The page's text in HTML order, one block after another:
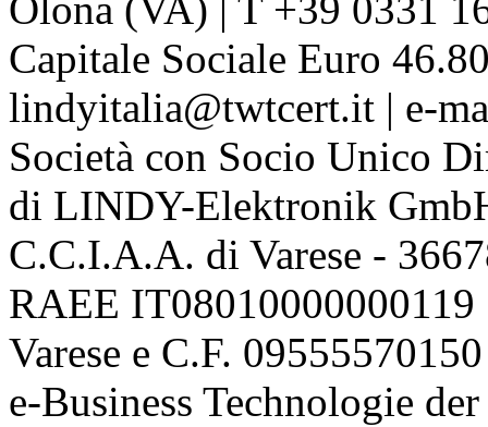
Olona (VA) | T +39 0331
Capitale Sociale Euro
lindyitalia@twtcert.it | e-
Società con Socio Unico
di LINDY-Elektronik
C.C.I.A.A. di Varese -
RAEE
Varese e C.F. 09555570150
e-Business Technologie